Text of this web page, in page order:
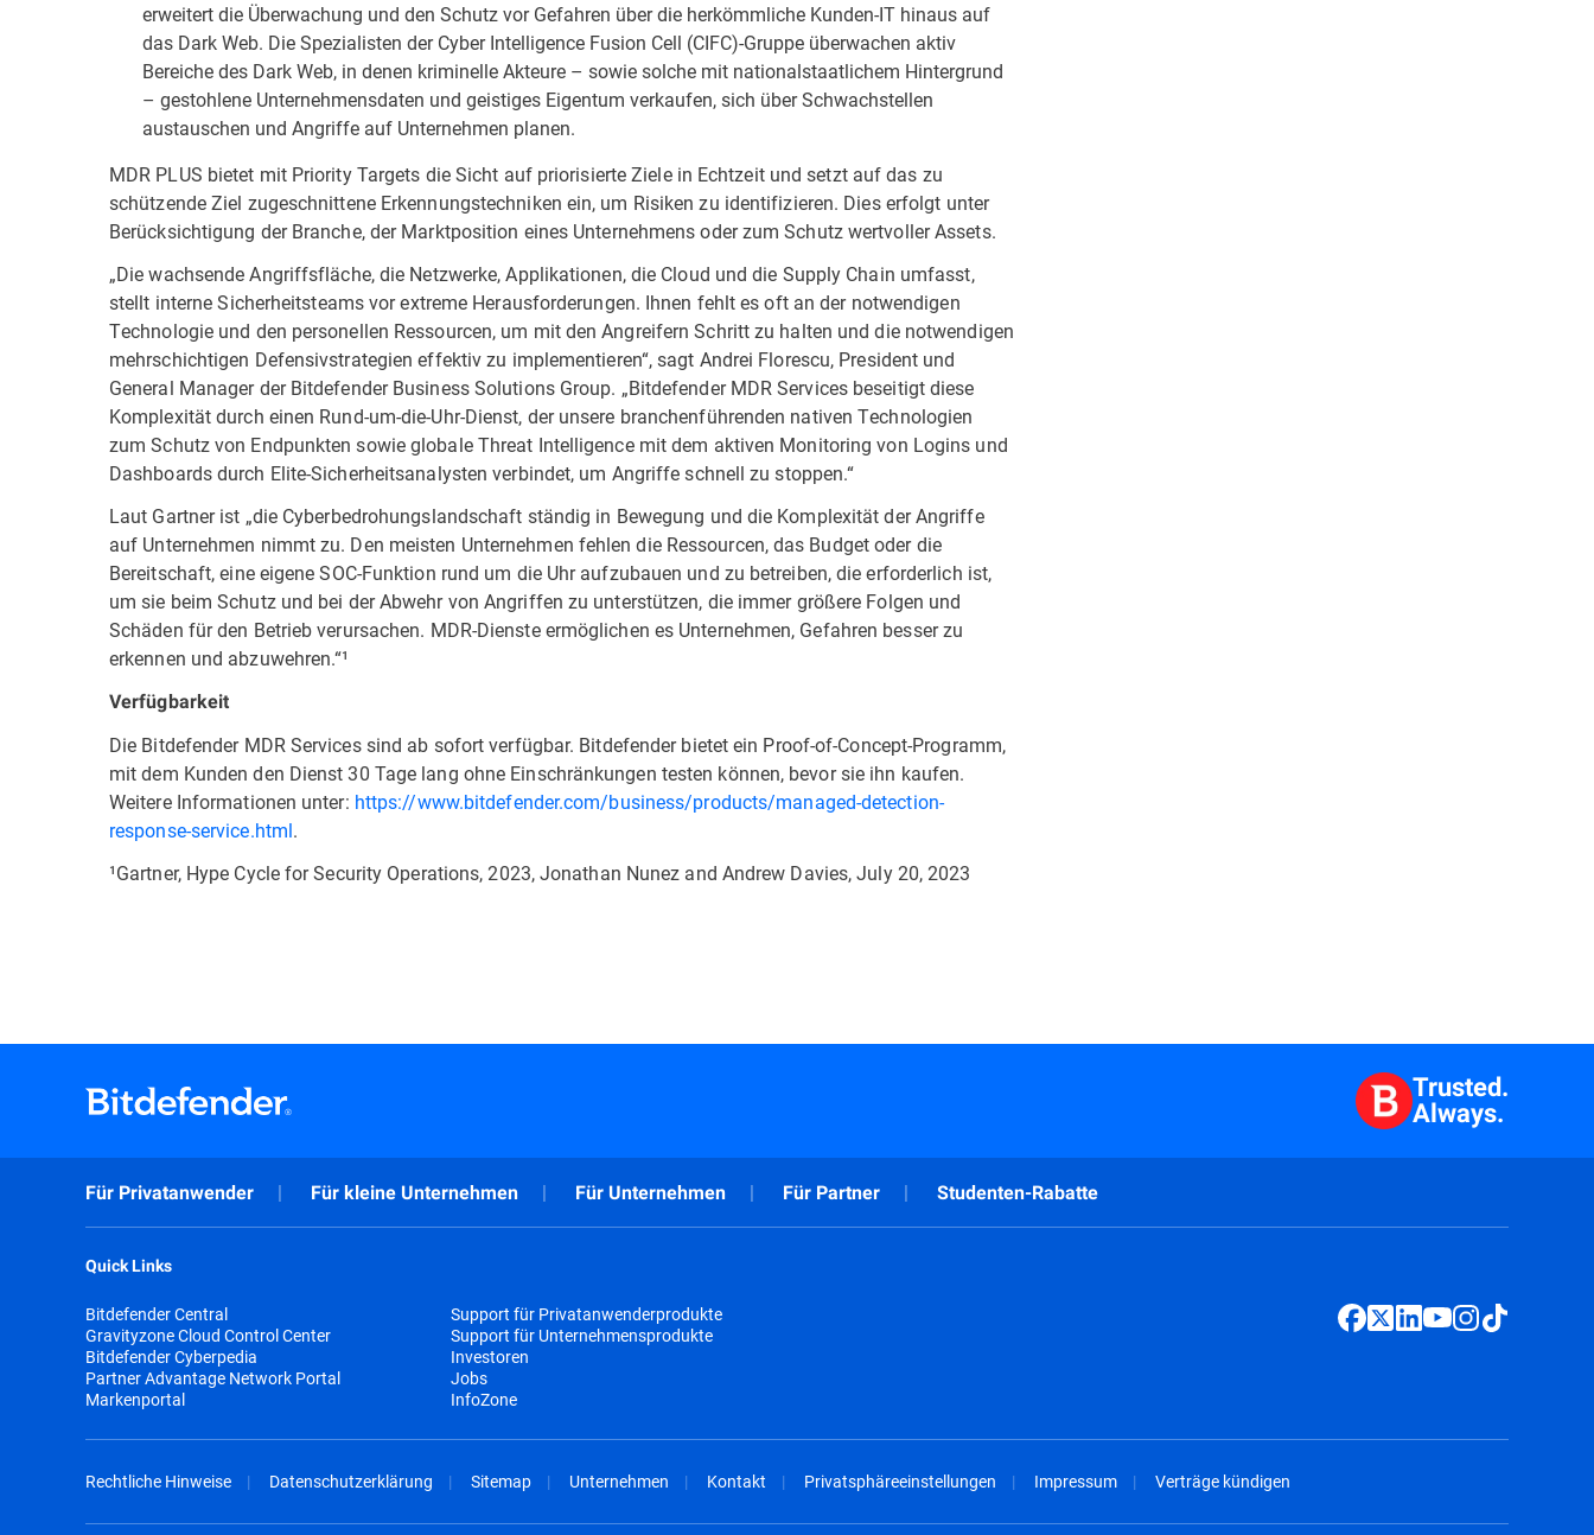
erweitert die Überwachung und den Schutz vor Gefahren über die herkömmliche Kunden-IT hinaus auf
das Dark Web. Die Spezialisten der Cyber Intelligence Fusion Cell (CIFC)-Gruppe überwachen aktiv
Bereiche des Dark Web, in denen kriminelle Akteure – sowie solche mit nationalstaatlichem Hintergrund
– gestohlene Unternehmensdaten und geistiges Eigentum verkaufen, sich über Schwachstellen
austauschen und Angriffe auf Unternehmen planen.
MDR PLUS bietet mit Priority Targets die Sicht auf priorisierte Ziele in Echtzeit und setzt auf das zu
schützende Ziel zugeschnittene Erkennungstechniken ein, um Risiken zu identifizieren. Dies erfolgt unter
Berücksichtigung der Branche, der Marktposition eines Unternehmens oder zum Schutz wertvoller Assets.
„Die wachsende Angriffsfläche, die Netzwerke, Applikationen, die Cloud und die Supply Chain umfasst,
stellt interne Sicherheitsteams vor extreme Herausforderungen. Ihnen fehlt es oft an der notwendigen
Technologie und den personellen Ressourcen, um mit den Angreifern Schritt zu halten und die notwendigen
mehrschichtigen Defensivstrategien effektiv zu implementieren“, sagt Andrei Florescu, President und
General Manager der Bitdefender Business Solutions Group. „Bitdefender MDR Services beseitigt diese
Komplexität durch einen Rund-um-die-Uhr-Dienst, der unsere branchenführenden nativen Technologien
zum Schutz von Endpunkten sowie globale Threat Intelligence mit dem aktiven Monitoring von Logins und
Dashboards durch Elite-Sicherheitsanalysten verbindet, um Angriffe schnell zu stoppen.“
Laut Gartner ist „die Cyberbedrohungslandschaft ständig in Bewegung und die Komplexität der Angriffe
auf Unternehmen nimmt zu. Den meisten Unternehmen fehlen die Ressourcen, das Budget oder die
Bereitschaft, eine eigene SOC-Funktion rund um die Uhr aufzubauen und zu betreiben, die erforderlich ist,
um sie beim Schutz und bei der Abwehr von Angriffen zu unterstützen, die immer größere Folgen und
Schäden für den Betrieb verursachen. MDR-Dienste ermöglichen es Unternehmen, Gefahren besser zu
erkennen und abzuwehren.“¹
Verfügbarkeit
Die Bitdefender MDR Services sind ab sofort verfügbar. Bitdefender bietet ein Proof-of-Concept-Programm,
mit dem Kunden den Dienst 30 Tage lang ohne Einschränkungen testen können, bevor sie ihn kaufen.
Weitere Informationen unter: https://www.bitdefender.com/business/products/managed-detection-
response-service.html.
¹Gartner, Hype Cycle for Security Operations, 2023, Jonathan Nunez and Andrew Davies, July 20, 2023
Trusted.
Always.
Für Privatanwender Für kleine Unternehmen Für Unternehmen Für Partner Studenten-Rabatte
Quick Links
Bitdefender Central
Gravityzone Cloud Control Center
Bitdefender Cyberpedia
Partner Advantage Network Portal
Markenportal
Support für Privatanwenderprodukte
Support für Unternehmensprodukte
Investoren
Jobs
InfoZone
Rechtliche Hinweise Datenschutzerklärung Sitemap Unternehmen Kontakt Privatsphäreeinstellungen Impressum Verträge kündigen